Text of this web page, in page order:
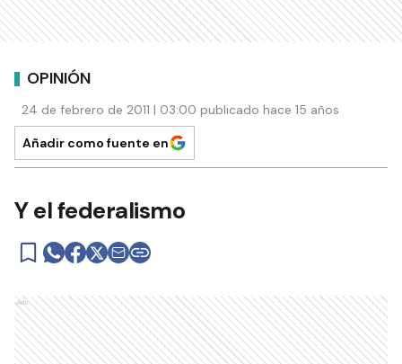
OPINIÓN
24 de febrero de 2011 | 03:00 publicado hace 15 años
Añadir como fuente en
Y el federalismo
Ads